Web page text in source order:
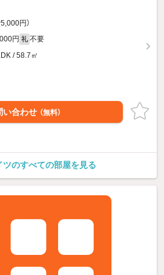
円）
円 礼 不要
/ 58.7㎡
い合わせ （無料）
ツのすべての部屋を見る